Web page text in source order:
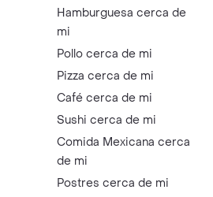
Hamburguesa cerca de
mi
Pollo cerca de mi
Pizza cerca de mi
Café cerca de mi
Sushi cerca de mi
Comida Mexicana cerca
de mi
Postres cerca de mi